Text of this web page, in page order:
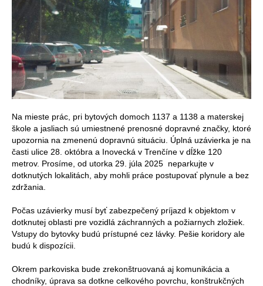
Na mieste prác, pri bytových domoch 1137 a 1138 a materskej
škole a jasliach sú umiestnené prenosné dopravné značky, ktoré
upozornia na zmenenú dopravnú situáciu. Úplná uzávierka je na
časti ulice 28. októbra a Inovecká v Trenčíne v dĺžke 120
metrov. Prosíme, od utorka 29. júla 2025 neparkujte v
dotknutých lokalitách, aby mohli práce postupovať plynule a bez
zdržania.
Počas uzávierky musí byť zabezpečený príjazd k objektom v
dotknutej oblasti pre vozidlá záchranných a požiarnych zložiek.
Vstupy do bytovky budú prístupné cez lávky. Pešie koridory ale
budú k dispozícii.
Okrem parkoviska bude zrekonštruovaná aj komunikácia a
chodníky, úprava sa dotkne celkového povrchu, konštrukčných